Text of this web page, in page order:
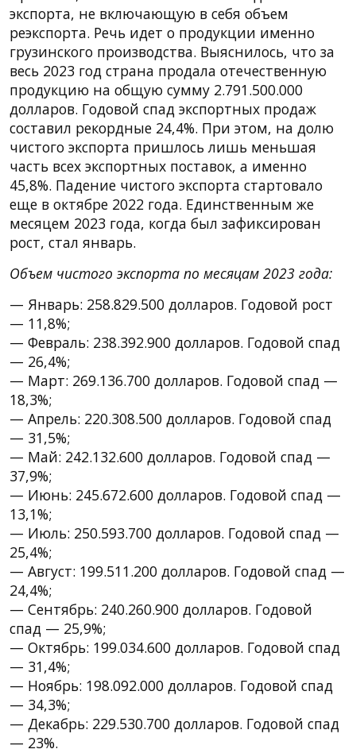
экспорта, не включающую в себя объем
реэкспорта. Речь идет о продукции именно
грузинского производства. Выяснилось, что за
весь 2023 год страна продала отечественную
продукцию на общую сумму 2.791.500.000
долларов. Годовой спад экспортных продаж
составил рекордные 24,4%. При этом, на долю
чистого экспорта пришлось лишь меньшая
часть всех экспортных поставок, а именно
45,8%. Падение чистого экспорта стартовало
еще в октябре 2022 года. Единственным же
месяцем 2023 года, когда был зафиксирован
рост, стал январь.
Объем чистого экспорта по месяцам 2023 года:
— Январь: 258.829.500 долларов. Годовой рост
— 11,8%;
— Февраль: 238.392.900 долларов. Годовой спад
— 26,4%;
— Март: 269.136.700 долларов. Годовой спад —
18,3%;
— Апрель: 220.308.500 долларов. Годовой спад
— 31,5%;
— Май: 242.132.600 долларов. Годовой спад —
37,9%;
— Июнь: 245.672.600 долларов. Годовой спад —
13,1%;
— Июль: 250.593.700 долларов. Годовой спад —
25,4%;
— Август: 199.511.200 долларов. Годовой спад —
24,4%;
— Сентябрь: 240.260.900 долларов. Годовой
спад — 25,9%;
— Октябрь: 199.034.600 долларов. Годовой спад
— 31,4%;
— Ноябрь: 198.092.000 долларов. Годовой спад
— 34,3%;
— Декабрь: 229.530.700 долларов. Годовой спад
— 23%.